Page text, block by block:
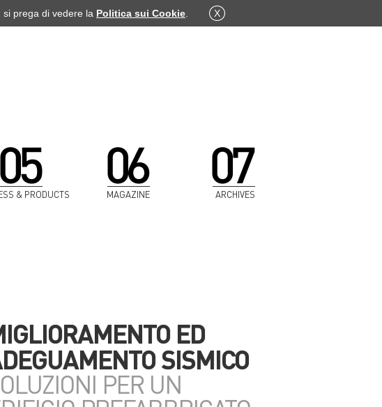
& PRODUCTS MAGAZINE ARCHIVES
ED
SISMICO
PER UN
prega di vedere la Politica sui Cookie X